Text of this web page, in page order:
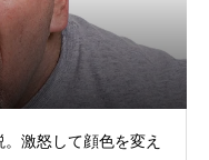
激怒して顔色を変え